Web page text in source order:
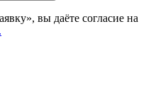
вы даёте согласие на